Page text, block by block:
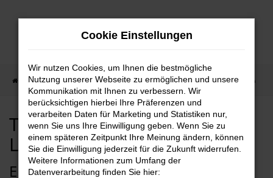
Zum
Startseite Bremen Tesla Auto kaufen mit Lieferservice nach Bremen
Tesla Auto kaufen mit
Lieferservice nach Bremen
EIN GUTER ZEITPUNKT FÜR EINEN
Cookie Einstellungen
Wir nutzen Cookies, um Ihnen die bestmögliche
Nutzung unserer Webseite zu ermöglichen und unsere
Kommunikation mit Ihnen zu verbessern. Wir
berücksichtigen hierbei Ihre Präferenzen und
verarbeiten Daten für Marketing und Statistiken nur,
wenn Sie uns Ihre Einwilligung geben. Wenn Sie zu
einem späteren Zeitpunkt Ihre Meinung ändern, können
Sie die Einwilligung jederzeit für die Zukunft widerrufen.
Weitere Informationen zum Umfang der
Datenverarbeitung finden Sie hier: